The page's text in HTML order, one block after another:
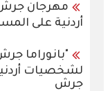
مهرجان جرش
أردنية على
"بانوراما
لشخصيات
جرش